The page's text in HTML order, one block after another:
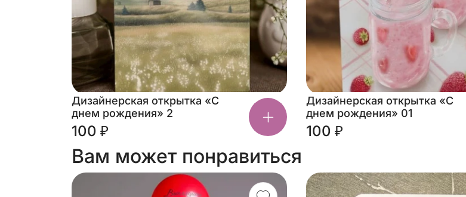
Дизайнерская открытка «С
днем рождения» 2
100 ₽
Дизайнерская открытка «С
днем рождения» 01
100 ₽
Вам может понравиться